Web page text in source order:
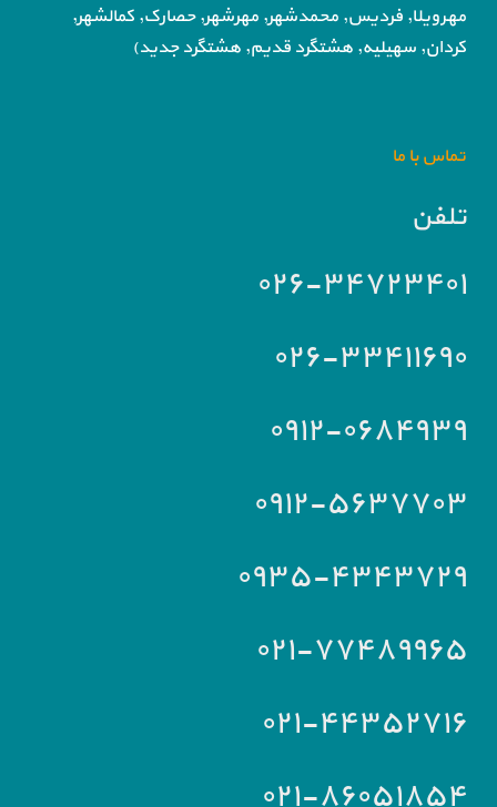
مهرویلا, فردیس, محمدشهر, مهرشهر, حصارک, کمالشهر,
کردان, سهیلیه, هشتگرد قدیم, هشتگرد جدید)
تماس با ما
تلفن
۰۲۶-۳۴۷۲۳۴۰۱
۰۲۶-۳۳۴۱۱۶۹۰
۰۹۱۲-۰۶۸۴۹۳۹
۰۹۱۲-۵۶۳۷۷۰۳
۰۹۳۵-۴۳۴۳۷۲۹
۰۲۱-۷۷۴۸۹۹۶۵
۰۲۱-۴۴۳۵۲۷۱۶
۰۲۱-۸۶۰۵۱۸۵۴